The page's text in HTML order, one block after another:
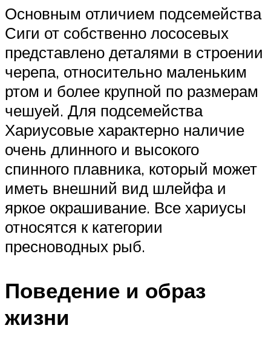
Основным отличием подсемейства
Сиги от собственно лососевых
представлено деталями в строении
черепа, относительно маленьким
ртом и более крупной по размерам
чешуей. Для подсемейства
Хариусовые характерно наличие
очень длинного и высокого
спинного плавника, который может
иметь внешний вид шлейфа и
яркое окрашивание. Все хариусы
относятся к категории
пресноводных рыб.
Поведение и образ
жизни